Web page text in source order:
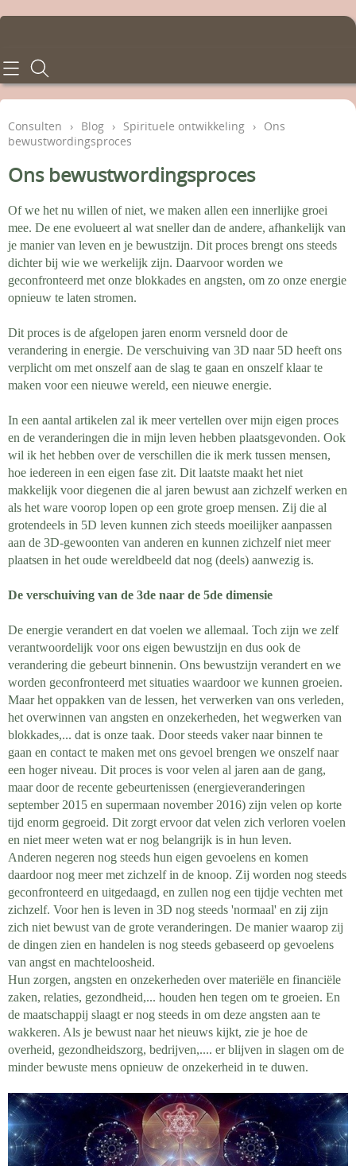
Home
Behandelingen
Tarieven
Info en voorwaarden
Contact - Afspraken
Gastenboek
Consulten › Blog › Spirituele ontwikkeling › Ons
bewustwordingsproces
Ons bewustwordingsproces
Of we het nu willen of niet, we maken allen een innerlijke groei
mee. De ene evolueert al wat sneller dan de andere, afhankelijk van
je manier van leven en je bewustzijn. Dit proces brengt ons steeds
dichter bij wie we werkelijk zijn. Daarvoor worden we
geconfronteerd met onze blokkades en angsten, om zo onze energie
opnieuw te laten stromen.
Dit proces is de afgelopen jaren enorm versneld door de
verandering in energie. De verschuiving van 3D naar 5D heeft ons
verplicht om met onszelf aan de slag te gaan en onszelf klaar te
maken voor een nieuwe wereld, een nieuwe energie.
In een aantal artikelen zal ik meer vertellen over mijn eigen proces
en de veranderingen die in mijn leven hebben plaatsgevonden. Ook
wil ik het hebben over de verschillen die ik merk tussen mensen,
hoe iedereen in een eigen fase zit. Dit laatste maakt het niet
makkelijk voor diegenen die al jaren bewust aan zichzelf werken en
als het ware voorop lopen op een grote groep mensen. Zij die al
grotendeels in 5D leven kunnen zich steeds moeilijker aanpassen
aan de 3D-gewoonten van anderen en kunnen zichzelf niet meer
plaatsen in het oude wereldbeeld dat nog (deels) aanwezig is.
De verschuiving van de 3de naar de 5de dimensie
De energie verandert en dat voelen we allemaal. Toch zijn we zelf
verantwoordelijk voor ons eigen bewustzijn en dus ook de
verandering die gebeurt binnenin. Ons bewustzijn verandert en we
worden geconfronteerd met situaties waardoor we kunnen groeien.
Maar het oppakken van de lessen, het verwerken van ons verleden,
het overwinnen van angsten en onzekerheden, het wegwerken van
blokkades,... dat is onze taak. Door steeds vaker naar binnen te
gaan en contact te maken met ons gevoel brengen we onszelf naar
een hoger niveau. Dit proces is voor velen al jaren aan de gang,
maar door de recente gebeurtenissen (energieveranderingen
september 2015 en supermaan november 2016) zijn velen op korte
tijd enorm gegroeid. Dit zorgt ervoor dat velen zich verloren voelen
en niet meer weten wat er nog belangrijk is in hun leven.
Anderen negeren nog steeds hun eigen gevoelens en komen
daardoor nog meer met zichzelf in de knoop. Zij worden nog steeds
geconfronteerd en uitgedaagd, en zullen nog een tijdje vechten met
zichzelf. Voor hen is leven in 3D nog steeds 'normaal' en zij zijn
zich niet bewust van de grote veranderingen. De manier waarop zij
de dingen zien en handelen is nog steeds gebaseerd op gevoelens
van angst en machteloosheid.
Hun zorgen, angsten en onzekerheden over materiële en financiële
zaken, relaties, gezondheid,... houden hen tegen om te groeien. En
de maatschappij slaagt er nog steeds in om deze angsten aan te
wakkeren. Als je bewust naar het nieuws kijkt, zie je hoe de
overheid, gezondheidszorg, bedrijven,.... er blijven in slagen om de
minder bewuste mens opnieuw de onzekerheid in te duwen.